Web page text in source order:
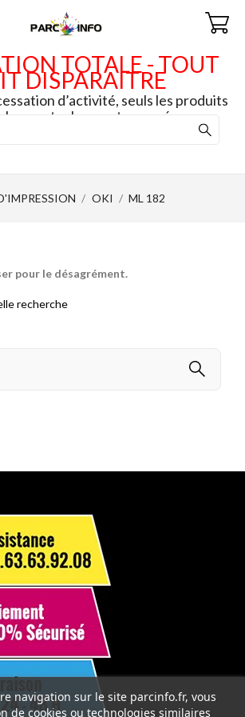
TOTALE - TOUT
DISPARAITRE
d’activité, seuls les produits
en stock seront envoyés.
OKI ML 182
pour le désagrément.
recherche
navigation sur le site parcinfo.fr, vous
de cookies ou technologies similaires